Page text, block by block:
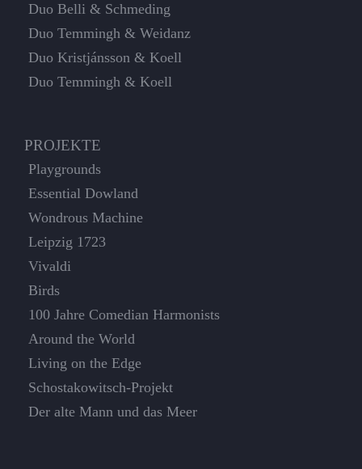
Duo Belli & Schmeding
Duo Temmingh & Weidanz
Duo Kristjánsson & Koell
Duo Temmingh & Koell
PROJEKTE
Playgrounds
Essential Dowland
Wondrous Machine
Leipzig 1723
Vivaldi
Birds
100 Jahre Comedian Harmonists
Around the World
Living on the Edge
Schostakowitsch-Projekt
Der alte Mann und das Meer